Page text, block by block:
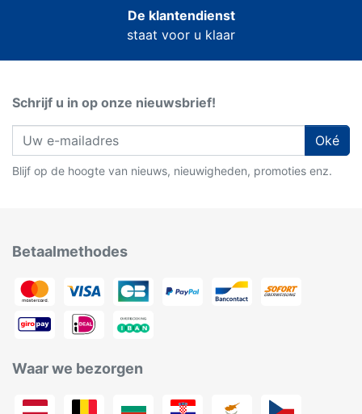
De klantendienst
staat voor u klaar
Schrijf u in op onze nieuwsbrief!
Oké
Blijf op de hoogte van nieuws, nieuwigheden, promoties enz.
Betaalmethodes
Waar we bezorgen